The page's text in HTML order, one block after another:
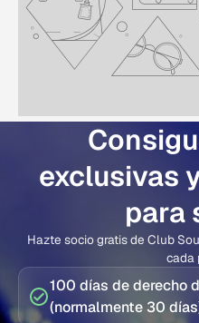
exclusivas
para
Hazte socio gratis de Club
cada
100 días de derecho
(normalmente 30